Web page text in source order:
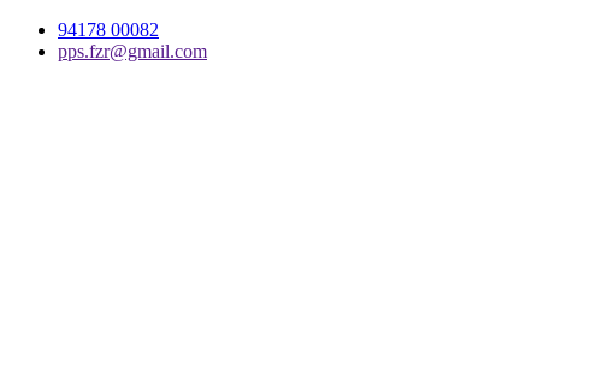
94178 00082
pps.fzr@gmail.com